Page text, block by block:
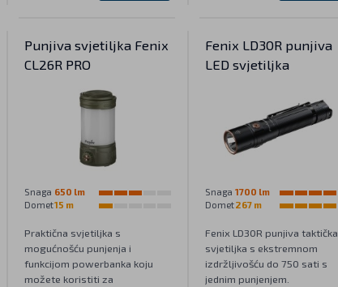
Punjiva svjetiljka Fenix
CL26R PRO
Snaga 650 lm
Domet15 m
Praktična svjetiljka s
mogućnošću punjenja i
funkcijom powerbanka koju
možete koristiti za
Fenix LD30R punjiva
LED svjetiljka
Snaga 1700 lm
Domet267 m
Fenix LD30R punjiva taktička
svjetiljka s ekstremnom
izdržljivošću do 750 sati s
jednim punjenjem.